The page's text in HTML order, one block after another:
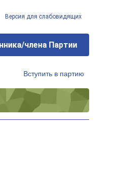
Версия для слабовидящих
члена Партии
Вступить в партию